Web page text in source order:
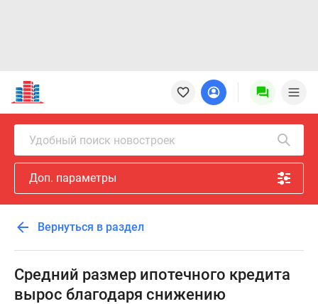
Новостройки
Квартиры
Ипотека
Новостройки
Москвы
Новостройки
Подмосковья
Новостройки
Москвы
Готовые
новостройки
Новостройки
Удобный поиск новостроек
Доп. параметры
Вернуться в раздел
Средний размер ипотечного кредита
вырос благодаря снижению